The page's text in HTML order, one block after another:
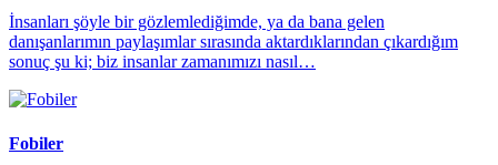
İnsanları şöyle bir gözlemlediğimde, ya da bana gelen
danışanlarımın paylaşımlar sırasında aktardıklarından çıkardığım
sonuç şu ki; biz insanlar zamanımızı nasıl…
Fobiler